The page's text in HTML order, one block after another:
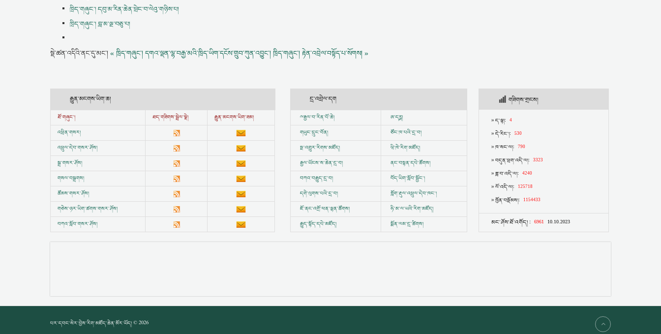
ཁྲིད་གཞུང་། དབུ་མ་རིན་ཆེན་ཕྲེང་བ་ལེའུ་གཉིས་པ།
ཁྲིད་གཞུང་། བླ་མ་ལྔ་བཅུ་པ།
སྡེ་ཚན་འདིའི་ནང་དུ་མང་། « ཁྲིད་གཞུང་། དགའ་ལྡན་ལྷ་བརྒྱ་མའི་ཁྲིད་ཡིག་དངོས་གྲུབ་ཀུན་འབྱུང་། ཁྲིད་གཞུང་། རྟེན་འབྲེལ་བསྟོད་པ་སོགས། »
རྒྱུན་མངགས་ཡིག་ཆ།
ཐོ་གཞུང་། ཐད་གཟིགས་སྦྲེལ་སྣེ།
རྒྱུན་མངགས་ཡིག་ཟམ།
འཕྲིན་གསར།
འཕྲུལ་དེབ་གསར་ཤོས།
སྒྲ་གསར་ཤོས།
གསལ་བསྒྲགས།
ཚོམས་གསར་ཤོས།
གཅེས་ཉར་ཡིག་ཚགས་གསར་ཤོས།
བཀའ་སློབ་གསར་ཤོས།
དྲ་འབྲེལ་དག
ྋརྒྱལ་བ་རིན་པོ་ཆེ།
ཨ་དཪྴ།
གཡུང་དྲུང་བོན།
ཙོང་ཁ་པའི་དྲ་བ།
སྔ་འགྱུར་རིགས་མཛོད།
ཝི་ཁེ་རིག་མཛོད།
རྒྱལ་ཡོངས་ས་ཆེན་དྲ་བ།
ནང་བསྟན་དཔེ་ཚོགས།
བཀའ་བརྒྱུད་དྲ་བ།
བོད་ཡིག་སློབ་སྦྱོང་།
དགེ་ལུགས་པའི་དྲ་བ།
གློག་རྡུལ་འཕྲུལ་དེབ་ཁང་།
ཇོ་ནང་འགྲོ་ཕན་ལྷན་ཚོགས།
ཧི་མ་ལ་ཡའི་རིག་མཛོད།
རྒྱུད་སྟོད་དཔེ་མཛོད།
སྨོན་ལམ་དྲ་ཚིགས།
པར་དབང་སེར་བྱེས་རིག་མཛོད་ཆེན་མོར་ཡོད། © 2026